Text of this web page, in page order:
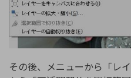
その後、メニューから「レ